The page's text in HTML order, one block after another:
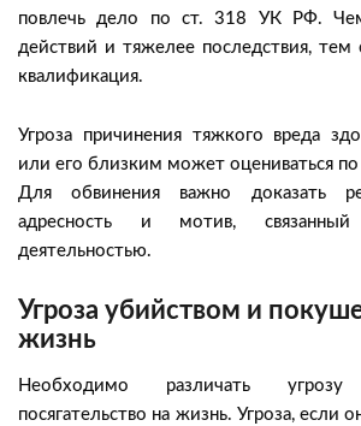
повлечь дело по ст. 318 УК РФ.
действий и тяжелее последствия,
квалификация.
Угроза причинения тяжкого вреда
или его близким может оцениваться
Для обвинения важно доказать
адресность и мотив,
деятельностью.
Угроза убийством и
жизнь
Необходимо различать
посягательство на жизнь. Угроза, если